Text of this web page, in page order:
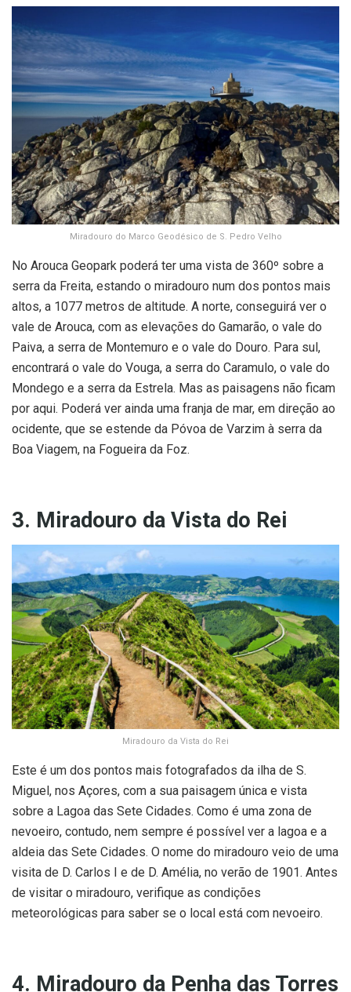
Miradouro do Marco Geodésico de S. Pedro Velho
No Arouca Geopark poderá ter uma vista de 360º sobre a
serra da Freita, estando o miradouro num dos pontos mais
altos, a 1077 metros de altitude. A norte, conseguirá ver o
vale de Arouca, com as elevações do Gamarão, o vale do
Paiva, a serra de Montemuro e o vale do Douro. Para sul,
encontrará o vale do Vouga, a serra do Caramulo, o vale do
Mondego e a serra da Estrela. Mas as paisagens não ficam
por aqui. Poderá ver ainda uma franja de mar, em direção ao
ocidente, que se estende da Póvoa de Varzim à serra da
Boa Viagem, na Fogueira da Foz.
3. Miradouro da Vista do Rei
Miradouro da Vista do Rei
Este é um dos pontos mais fotografados da ilha de S.
Miguel, nos Açores, com a sua paisagem única e vista
sobre a Lagoa das Sete Cidades. Como é uma zona de
nevoeiro, contudo, nem sempre é possível ver a lagoa e a
aldeia das Sete Cidades. O nome do miradouro veio de uma
visita de D. Carlos I e de D. Amélia, no verão de 1901. Antes
de visitar o miradouro, verifique as condições
meteorológicas para saber se o local está com nevoeiro.
4. Miradouro da Penha das Torres